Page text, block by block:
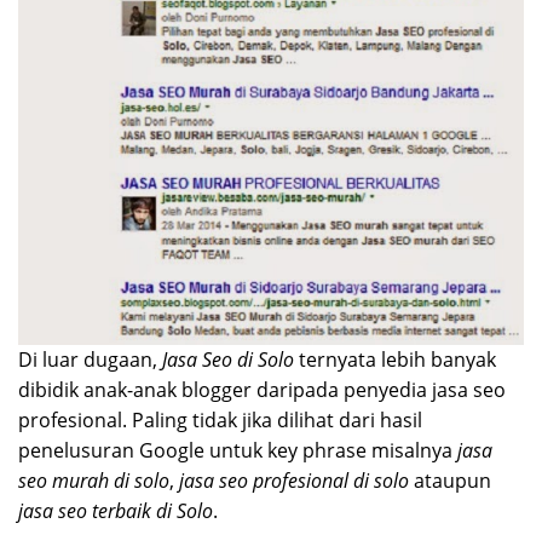
Di luar dugaan, Jasa Seo di Soloternyata lebih banyak
dibidik anak-anak blogger daripada penyedia jasa seo
profesional. Paling tidak jika dilihat dari hasil
penelusuran Google untuk key phrase misalnya jasa
seo murah di solo, jasa seo profesional di soloataupun
jasa seo terbaik di Solo.